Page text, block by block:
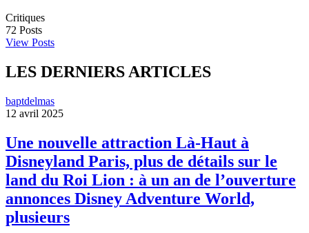
Critiques
72 Posts
View Posts
LES DERNIERS ARTICLES
baptdelmas
12 avril 2025
Une nouvelle attraction Là-Haut à
Disneyland Paris, plus de détails sur le
land du Roi Lion : à un an de l’ouverture
annonces Disney Adventure World,
plusieurs